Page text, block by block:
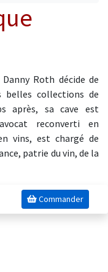
Roth décide de
belles collections de
après, sa cave est
reconverti en
vins, est chargé de
patrie du vin, de la
Commander